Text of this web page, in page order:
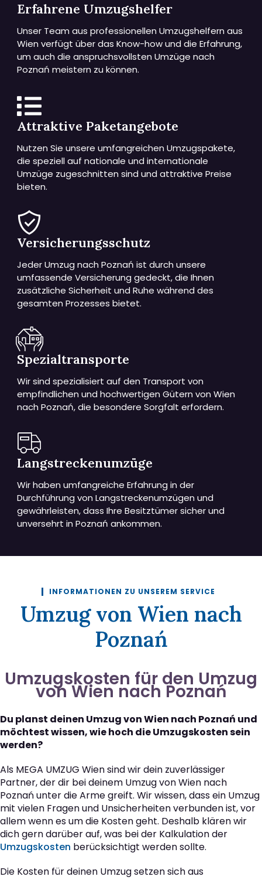
Erfahrene Umzugshelfer
Unser Team aus professionellen Umzugshelfern aus
Wien verfügt über das Know-how und die Erfahrung,
um auch die anspruchsvollsten Umzüge nach
Poznań meistern zu können.
Attraktive Paketangebote
Nutzen Sie unsere umfangreichen Umzugspakete,
die speziell auf nationale und internationale
Umzüge zugeschnitten sind und attraktive Preise
bieten.
Versicherungsschutz
Jeder Umzug nach Poznań ist durch unsere
umfassende Versicherung gedeckt, die Ihnen
zusätzliche Sicherheit und Ruhe während des
gesamten Prozesses bietet.
Spezialtransporte
Wir sind spezialisiert auf den Transport von
empfindlichen und hochwertigen Gütern von Wien
nach Poznań, die besondere Sorgfalt erfordern.
Langstreckenumzüge
Wir haben umfangreiche Erfahrung in der
Durchführung von Langstreckenumzügen und
gewährleisten, dass Ihre Besitztümer sicher und
unversehrt in Poznań ankommen.
INFORMATIONEN ZU UNSEREM SERVICE
Umzug von Wien nach
Poznań
Umzugskosten für den Umzug
von Wien nach Poznań
Du planst deinen Umzug von Wien nach Poznań und
möchtest wissen, wie hoch die Umzugskosten sein
werden?
Als MEGA UMZUG Wien sind wir dein zuverlässiger
Partner, der dir bei deinem Umzug von Wien nach
Poznań unter die Arme greift. Wir wissen, dass ein Umzug
mit vielen Fragen und Unsicherheiten verbunden ist, vor
allem wenn es um die Kosten geht. Deshalb klären wir
dich gern darüber auf, was bei der Kalkulation der
Umzugskosten berücksichtigt werden sollte.
Die Kosten für deinen Umzug setzen sich aus